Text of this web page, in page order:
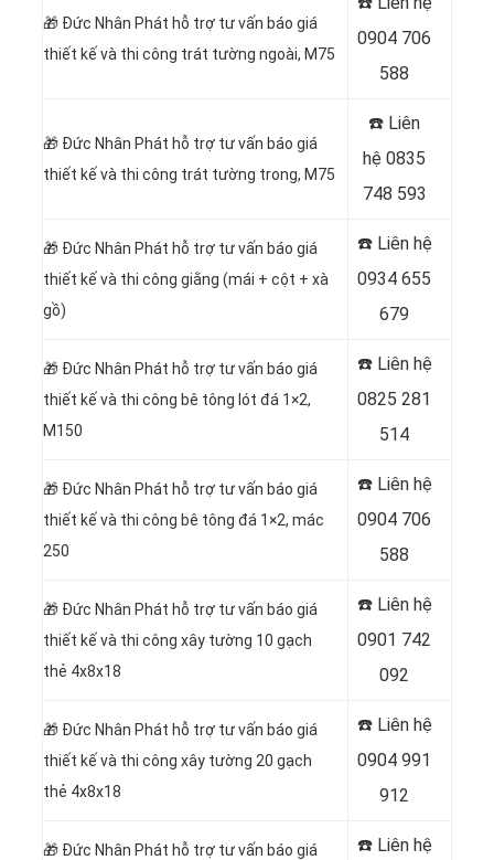
🎁 Đức Nhân Phát hỗ trợ tư vấn báo giá
thiết kế và thi công trát tường ngoài, M75
0904 706
588
🎁 Đức Nhân Phát hỗ trợ tư vấn báo giá
thiết kế và thi công trát tường trong, M75
☎️ Liên
hệ 0835
748 593
🎁 Đức Nhân Phát hỗ trợ tư vấn báo giá
thiết kế và thi công giằng (mái + cột + xà
gồ)
☎️ Liên hệ
0934 655
679
🎁 Đức Nhân Phát hỗ trợ tư vấn báo giá
thiết kế và thi công bê tông lót đá 1×2,
M150
☎️ Liên hệ
0825 281
514
🎁 Đức Nhân Phát hỗ trợ tư vấn báo giá
thiết kế và thi công bê tông đá 1×2, mác
250
☎️ Liên hệ
0904 706
588
🎁 Đức Nhân Phát hỗ trợ tư vấn báo giá
thiết kế và thi công xây tường 10 gạch
thẻ 4x8x18
☎️ Liên hệ
0901 742
092
🎁 Đức Nhân Phát hỗ trợ tư vấn báo giá
thiết kế và thi công xây tường 20 gạch
thẻ 4x8x18
☎️ Liên hệ
0904 991
912
🎁 Đức Nhân Phát hỗ trợ tư vấn báo giá
☎️ Liên hệ